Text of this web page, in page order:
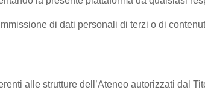
di dati personali di terzi o di
alle strutture dell’Ateneo autorizzati dal